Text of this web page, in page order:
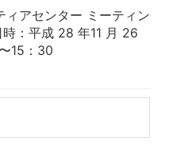
ィアセンター ミーティン
：平成 28 年11 月 26
15：30